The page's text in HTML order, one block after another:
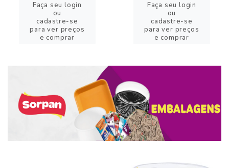
Faça seu login
ou
cadastre-se
para ver preços
e comprar
Faça seu login
ou
cadastre-se
para ver preços
e comprar